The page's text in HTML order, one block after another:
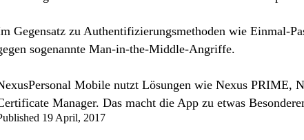
Gegensatz zu Authentifizierungsmethoden wie Einmal-
sogenannte Man-in-the-Middle-Angriffe.
Mobile nutzt Lösungen wie Nexus PRIME,
Manager. Das macht die App zu etwas
19 April, 2017